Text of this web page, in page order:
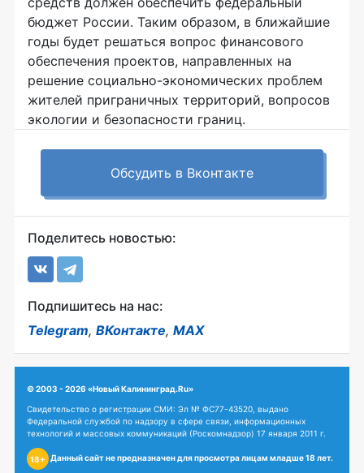
бюджет России. Таким образом, в ближайшие
годы будет решаться вопрос финансового
обеспечения проектов, направленных на
решение социально-экономических проблем
жителей приграничных территорий, вопросов
экологии и безопасности границ.
Обсудить в Вконтакте
Поделитесь новостью:
Подпишитесь на нас:
Telegram, ВКонтакте, MAX
© 2003 - 2026 «Новый Калининград.Ru»
Свидетельство о регистрации СМИ: Эл № ФС77-43520, выдано
Федеральной службой по надзору в сфере связи, информационных
технологий и массовых коммуникаций (Роскомнадзор) 17 января 2011 г.
18+ Данный сайт не предназначен для просмотра лицам младше 18 лет.